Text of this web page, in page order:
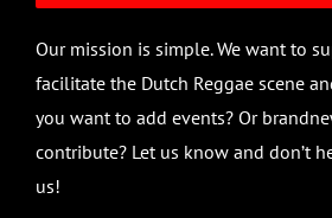
Our mission is simple. We want to
facilitate the Dutch Reggae scene
you want to add events? Or
contribute? Let us know and don’t
us!